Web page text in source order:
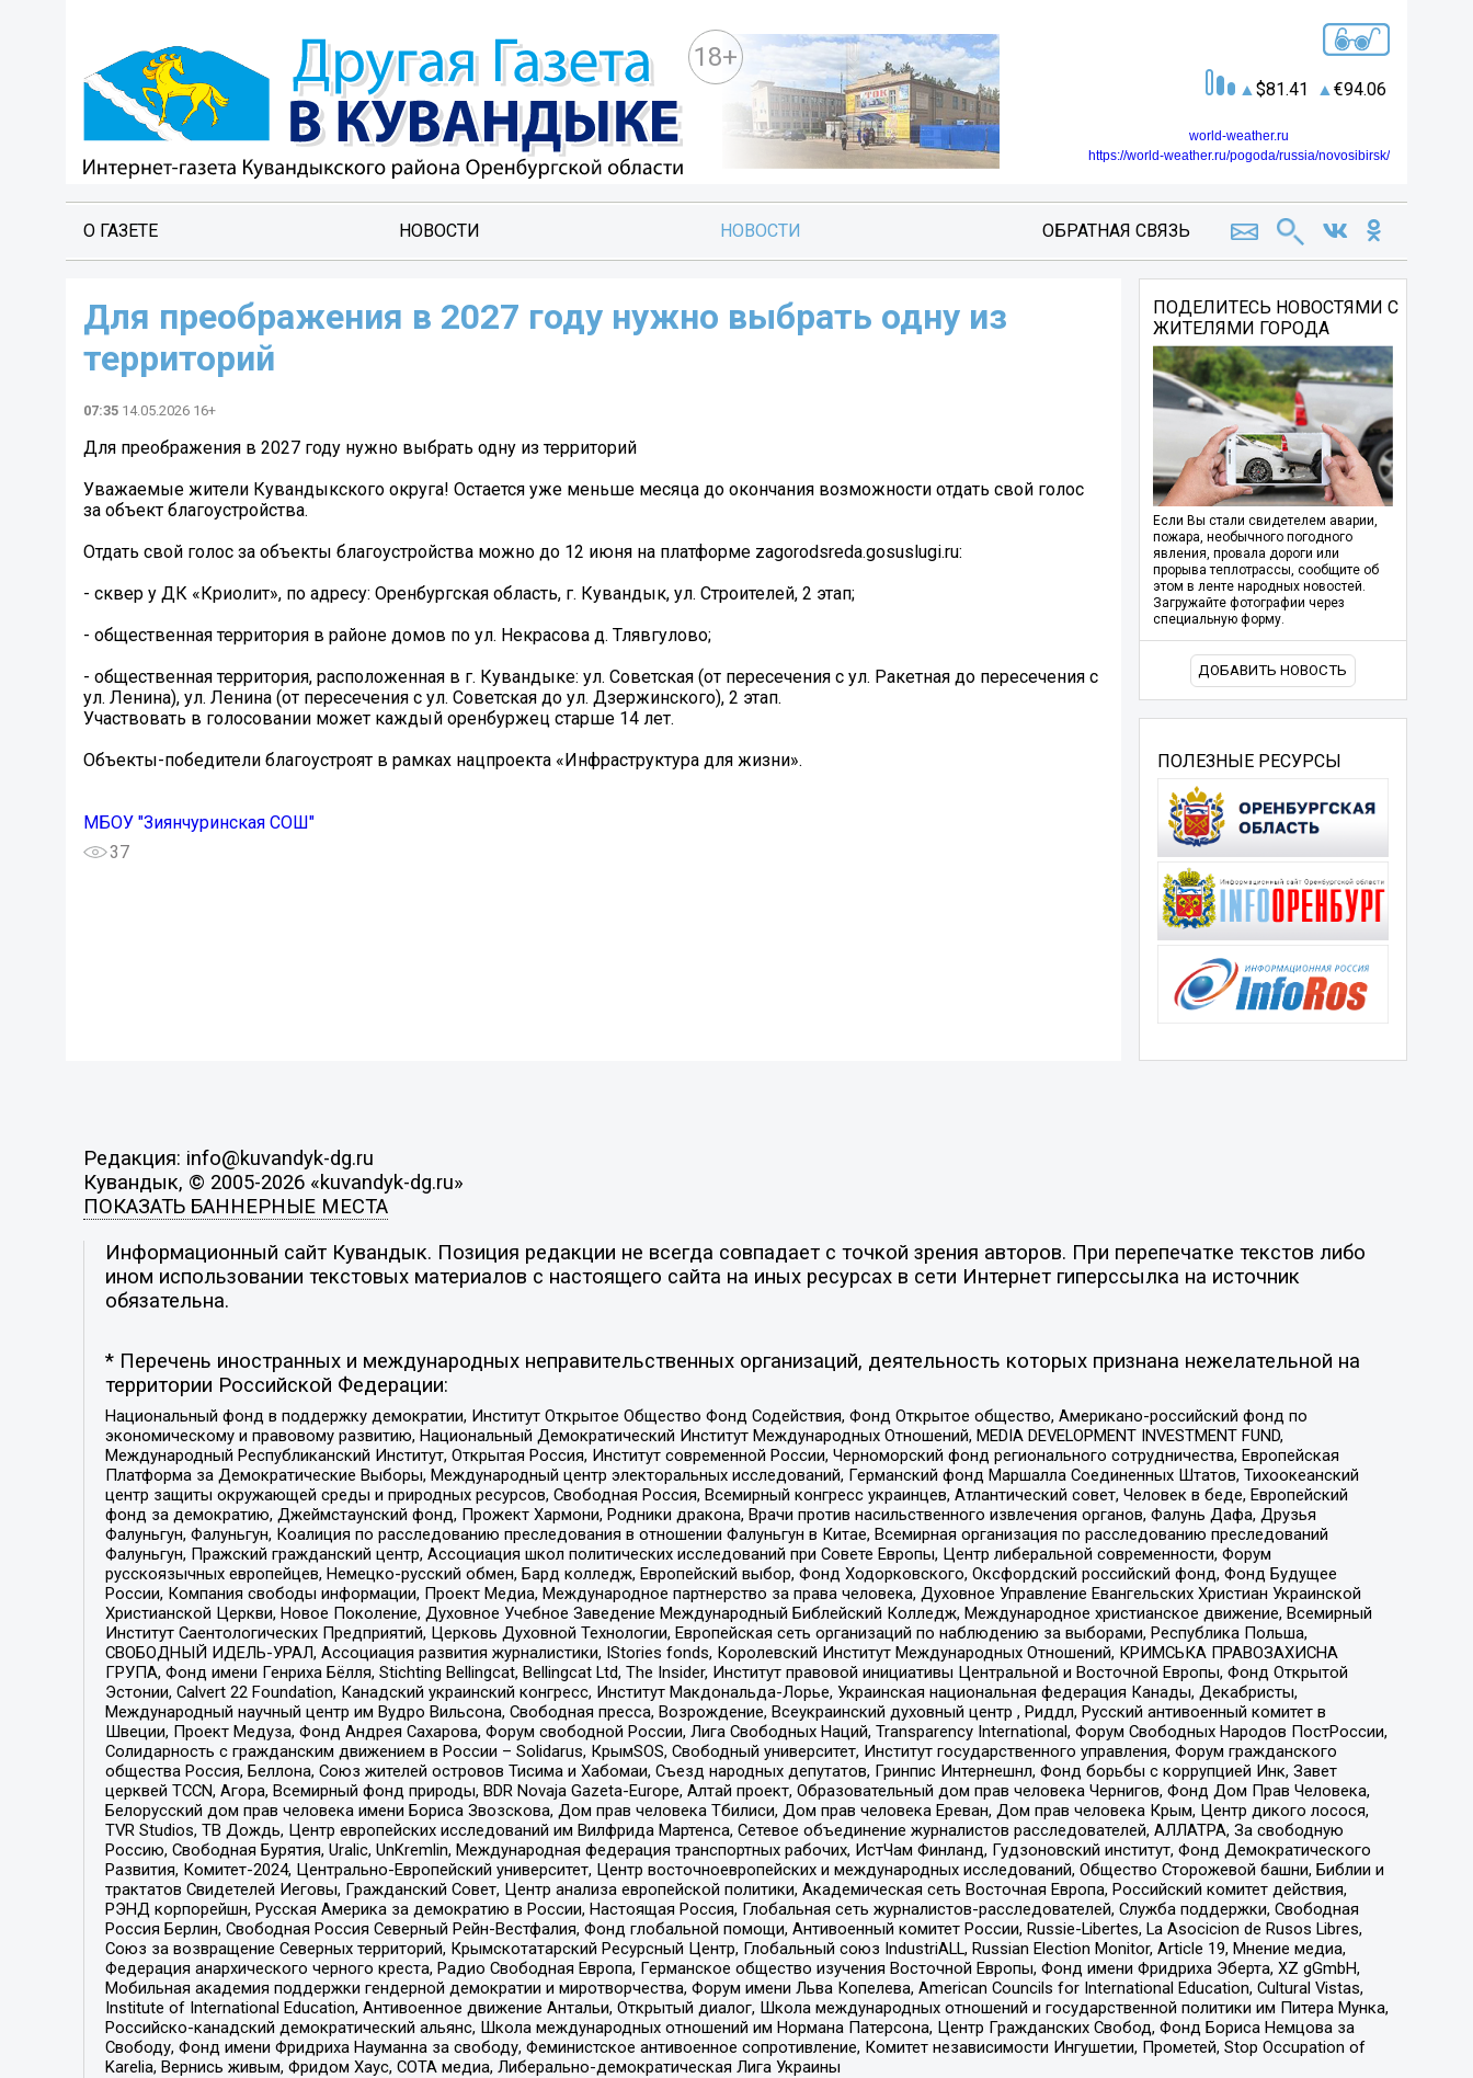
18+
81.41 94.06
world-weather.ru
https://world-weather.ru/pogoda/russia/novosibirsk/
О ГАЗЕТЕ НОВОСТИ НОВОСТИ ОБРАТНАЯ СВЯЗЬ
Для преображения в 2027 году нужно выбрать одну из
территорий
07:35 14.05.2026 16+
Для преображения в 2027 году нужно выбрать одну из территорий
Уважаемые жители Кувандыкского округа! Остается уже меньше месяца до окончания возможности отдать свой голос
за объект благоустройства.
Отдать свой голос за объекты благоустройства можно до 12 июня на платформе zagorodsreda.gosuslugi.ru:
- сквер у ДК «Криолит», по адресу: Оренбургская область, г. Кувандык, ул. Строителей, 2 этап;
- общественная территория в районе домов по ул. Некрасова д. Тлявгулово;
- общественная территория, расположенная в г. Кувандыке: ул. Советская (от пересечения с ул. Ракетная до пересечения с
ул. Ленина), ул. Ленина (от пересечения с ул. Советская до ул. Дзержинского), 2 этап.
Участвовать в голосовании может каждый оренбуржец старше 14 лет.
Объекты-победители благоустроят в рамках нацпроекта «Инфраструктура для жизни».
МБОУ "Зиянчуринская СОШ"
37
ПОДЕЛИТЕСЬ НОВОСТЯМИ С
ЖИТЕЛЯМИ ГОРОДА
Если Вы стали свидетелем аварии,
пожара, необычного погодного
явления, провала дороги или
прорыва теплотрассы, сообщите об
этом в ленте народных новостей.
Загружайте фотографии через
специальную форму.
ДОБАВИТЬ НОВОСТЬ
ПОЛЕЗНЫЕ РЕСУРСЫ
Редакция: info@kuvandyk-dg.ru
Кувандык, © 2005-2026 «kuvandyk-dg.ru»
ПОКАЗАТЬ БАННЕРНЫЕ МЕСТА
Информационный сайт Кувандык. Позиция редакции не всегда совпадает с точкой зрения авторов. При перепечатке текстов либо
ином использовании текстовых материалов с настоящего сайта на иных ресурсах в сети Интернет гиперссылка на источник
обязательна.
* Перечень иностранных и международных неправительственных организаций, деятельность которых признана нежелательной на
территории Российской Федерации:
Национальный фонд в поддержку демократии, Институт Открытое Общество Фонд Содействия, Фонд Открытое общество, Американо-российский фонд по
экономическому и правовому развитию, Национальный Демократический Институт Международных Отношений, MEDIA DEVELOPMENT INVESTMENT FUND,
Международный Республиканский Институт, Открытая Россия, Институт современной России, Черноморский фонд регионального сотрудничества, Европейская
Платформа за Демократические Выборы, Международный центр электоральных исследований, Германский фонд Маршалла Соединенных Штатов, Тихоокеанский
центр защиты окружающей среды и природных ресурсов, Свободная Россия, Всемирный конгресс украинцев, Атлантический совет, Человек в беде, Европейский
фонд за демократию, Джеймстаунский фонд, Прожект Хармони, Родники дракона, Врачи против насильственного извлечения органов, Фалунь Дафа, Друзья
Фалуньгун, Фалуньгун, Коалиция по расследованию преследования в отношении Фалуньгун в Китае, Всемирная организация по расследованию преследований
Фалуньгун, Пражский гражданский центр, Ассоциация школ политических исследований при Совете Европы, Центр либеральной современности, Форум
русскоязычных европейцев, Немецко-русский обмен, Бард колледж, Европейский выбор, Фонд Ходорковского, Оксфордский российский фонд, Фонд Будущее
России, Компания свободы информации, Проект Медиа, Международное партнерство за права человека, Духовное Управление Евангельских Христиан Украинской
Христианской Церкви, Новое Поколение, Духовное Учебное Заведение Международный Библейский Колледж, Международное христианское движение, Всемирный
Институт Саентологических Предприятий, Церковь Духовной Технологии, Европейская сеть организаций по наблюдению за выборами, Республика Польша,
СВОБОДНЫЙ ИДЕЛЬ-УРАЛ, Ассоциация развития журналистики, IStories fonds, Королевский Институт Международных Отношений, КРИМСЬКА ПРАВОЗАХИСНА
ГРУПА, Фонд имени Генриха Бёлля, Stichting Bellingcat, Bellingcat Ltd, The Insider, Институт правовой инициативы Центральной и Восточной Европы, Фонд Открытой
Эстонии, Calvert 22 Foundation, Канадский украинский конгресс, Институт Макдональда-Лорье, Украинская национальная федерация Канады, Декабристы,
Международный научный центр им Вудро Вильсона, Свободная пресса, Возрождение, Всеукраинский духовный центр , Риддл, Русский антивоенный комитет в
Швеции, Проект Медуза, Фонд Андрея Сахарова, Форум свободной России, Лига Свободных Наций, Transparеncy International, Форум Свободных Народов ПостРоссии,
Солидарность с гражданским движением в России – Solidarus, КрымSOS, Свободный университет, Институт государственного управления, Форум гражданского
общества Россия, Беллона, Союз жителей островов Тисима и Хабомаи, Съезд народных депутатов, Гринпис Интернешнл, Фонд борьбы с коррупцией Инк, Завет
церквей TCCN, Агора, Всемирный фонд природы, BDR Novaja Gazeta-Europe, Алтай проект, Образовательный дом прав человека Чернигов, Фонд Дом Прав Человека,
Белорусский дом прав человека имени Бориса Звозскова, Дом прав человека Тбилиси, Дом прав человека Ереван, Дом прав человека Крым, Центр дикого лосося,
TVR Studios, ТВ Дождь, Центр европейских исследований им Вилфрида Мартенса, Сетевое объединение журналистов расследователей, АЛЛАТРА, За свободную
Россию, Свободная Бурятия, Uralic, UnKremlin, Международная федерация транспортных рабочих, ИстЧам Финланд, Гудзоновский институт, Фонд Демократического
Развития, Комитет-2024, Центрально-Европейский университет, Центр восточноевропейских и международных исследований, Общество Сторожевой башни, Библии и
трактатов Свидетелей Иеговы, Гражданский Совет, Центр анализа европейской политики, Академическая сеть Восточная Европа, Российский комитет действия,
РЭНД корпорейшн, Русская Америка за демократию в России, Настоящая Россия, Глобальная сеть журналистов-расследователей, Служба поддержки, Свободная
Россия Берлин, Свободная Россия Северный Рейн-Вестфалия, Фонд глобальной помощи, Антивоенный комитет России, Russie-Libertes, La Asocicion de Rusos Libres,
Союз за возвращение Северных территорий, Крымскотатарский Ресурсный Центр, Глобальный союз IndustriALL, Russian Election Monitor, Article 19, Мнение медиа,
Федерация анархического черного креста, Радио Свободная Европа, Германское общество изучения Восточной Европы, Фонд имени Фридриха Эберта, XZ gGmbH,
Мобильная академия поддержки гендерной демократии и миротворчества, Форум имени Льва Копелева, American Councils for International Education, Cultural Vistas,
Institute of International Education, Антивоенное движение Антальи, Открытый диалог, Школа международных отношений и государственной политики им Питера Мунка,
Российско-канадский демократический альянс, Школа международных отношений им Нормана Патерсона, Центр Гражданских Свобод, Фонд Бориса Немцова за
Свободу, Фонд имени Фридриха Науманна за свободу, Феминистское антивоенное сопротивление, Комитет независимости Ингушетии, Прометей, Stop Occupation of
Karelia, Вернись живым, Фридом Хаус, СОТА медиа, Либерально-демократическая Лига Украины